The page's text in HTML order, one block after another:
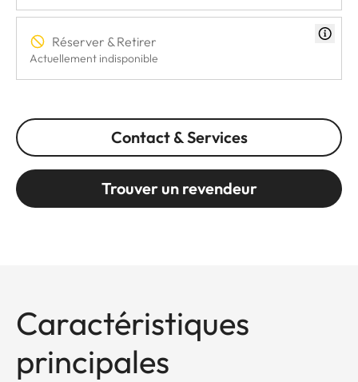
Réserver & Retirer
Actuellement indisponible
Contact & Services
Trouver un revendeur
Caractéristiques
principales